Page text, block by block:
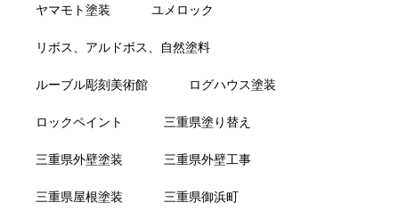
ヤマモト塗装 ユメロック
リボス、アルドボス、自然塗料
ルーブル彫刻美術館 ログハウス塗装
ロックペイント 三重県塗り替え
三重県外壁塗装 三重県外壁工事
三重県屋根塗装 三重県御浜町